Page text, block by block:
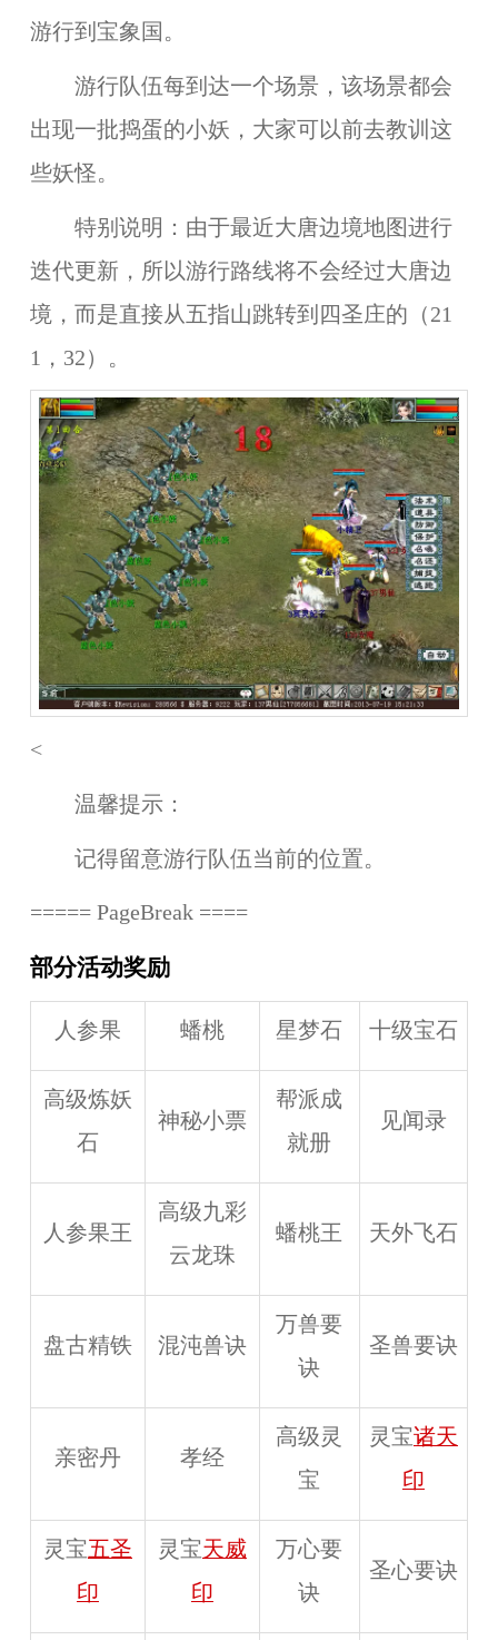
游行到宝象国。
游行队伍每到达一个场景，该场景都会
出现一批捣蛋的小妖，大家可以前去教训这
些妖怪。
特别说明： 由于最近大唐边境地图进行
迭代更新，所以游行路线将不会经过大唐边
境，而是直接从五指山跳转到四圣庄的（21
1，32）。
<
温馨提示：
记得留意游行队伍当前的位置。
===== PageBreak ====
部分活动奖励
人参果 蟠桃 星梦石 十级宝石
高级炼妖
石
神秘小票
帮派成
就册
见闻录
人参果王
高级九彩
云龙珠
蟠桃王 天外飞石
盘古精铁 混沌兽诀
万兽要
诀
圣兽要诀
亲密丹 孝经
高级灵
宝
灵宝诸天
印
灵宝五圣
印
灵宝天威
印
万心要
诀
圣心要诀